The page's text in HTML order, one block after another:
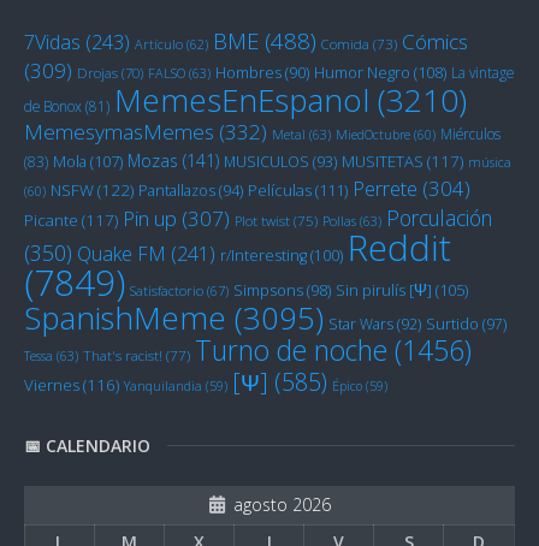
7Vidas (243) Artículo (62) BME (488) Comida (73) Cómics
(309) Drojas (70) FALSO (63) Hombres(90) Humor Negro (108) La vintage
de Bonox(81) MemesEnEspanol (3210)
MemesymasMemes (332) Metal (63) MiedOctubre (60) Miérculos
(83) Mola (107) Mozas (141) MUSICULOS (93) MUSITETAS (117) música
(60) NSFW(122) Pantallazos(94) Películas(111) Perrete (304)
Picante (117) Pin up (307) Plot twist (75) Pollas (63) Porculación
(350) Quake FM (241) r/Interesting(100) Reddit
(7849) Satisfactorio (67) Simpsons(98) Sin pirulís [Ψ] (105)
SpanishMeme (3095) Star Wars(92) Surtido (97)
Tessa (63) That's racist! (77) Turno de noche (1456)
Viernes(116) Yanquilandia (59) [Ψ] (585) Épico (59)
📅 CALENDARIO
agosto 2026
L
M X J V S D